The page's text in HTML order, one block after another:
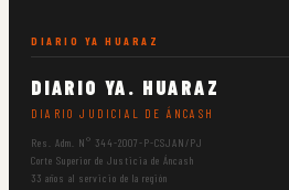
DIARIO YA HUARAZ
DIARIO YA. HUARAZ
DIARIO JUDICIAL DE ÁNCASH
Res. Adm. N° 344-2007-P-CSJAN/PJ
Corte Superior de Justicia de Áncash
33 años al servicio de la región